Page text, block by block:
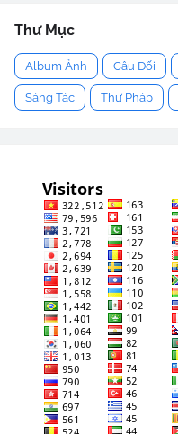
Thư Mục
Album Ảnh Câu Đối
Sáng Tác Thư Pháp